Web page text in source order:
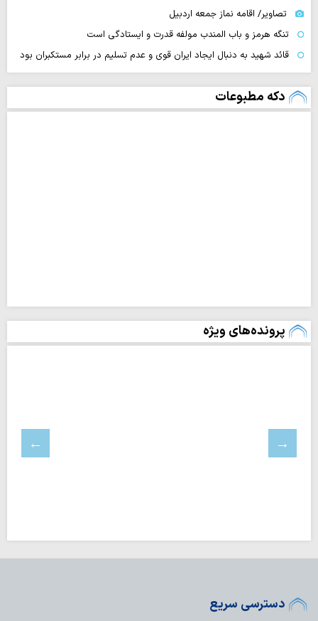
تصاویر/ اقامه نماز جمعه اردبیل
تنگه‌ هرمز و باب المندب مولفه قدرت و ایستادگی است
قائد شهید به دنبال ایجاد ایران قوی و عدم تسلیم در برابر مستکبران بود
دکه مطبوعات
پرونده‌های ویژه
دسترسی سریع